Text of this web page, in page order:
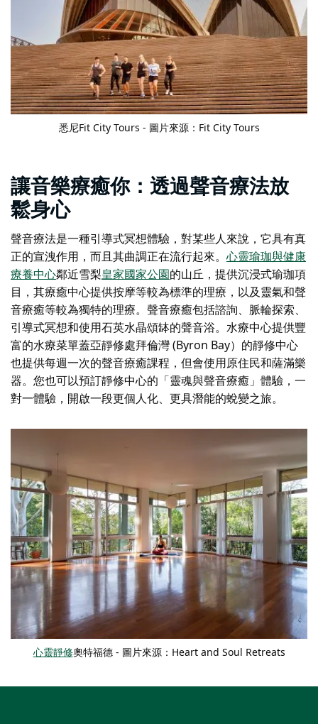
悉尼Fit City Tours - 圖片來源：Fit City Tours
讓音樂療癒你：透過聲音療法放
鬆身心
聲音療法是一種引導式冥想體驗，對某些人來說，它具有真
正的宣洩作用，而且其曲調正在流行起來。 心靈瑜珈與健康
療養中心鄰近雪梨皇家國家公園的山丘，提供沉浸式瑜珈項
目，其療癒中心提供按摩等較為標準的理療，以及靈氣和聲
音療癒等較為獨特的理療。聲音療癒包括諮詢、脈輪探索、
引導式冥想和使用石英水晶頌缽的聲音浴。水療中心提供豐
富的水療菜單蓋亞靜修處拜倫灣 (Byron Bay）的靜修中心
也提供每週一次的聲音療癒課程，但會使用原住民和薩滿樂
器。您也可以預訂靜修中心的「靈魂與聲音療癒」體驗，一
對一體驗，開啟一段更個人化、更具潛能的蛻變之旅。
心靈靜修奧特福德 - 圖片來源：Heart and Soul Retreats